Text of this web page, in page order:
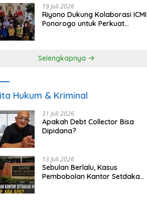
19 Juli 2026
Riyono Dukung Kolaborasi ICMI
Ponorogo untuk Perkuat
Selengkapnya
Hukum & Kriminal
31 Juli 2026
Apakah Debt Collector Bisa
Dipidana?
13 Juli 2026
Sebulan Berlalu, Kasus
Pembobolan Kantor Setdakab